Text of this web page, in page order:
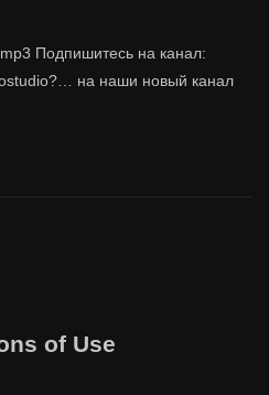
Подпишитесь на канал:
на наши новый канал
of Use